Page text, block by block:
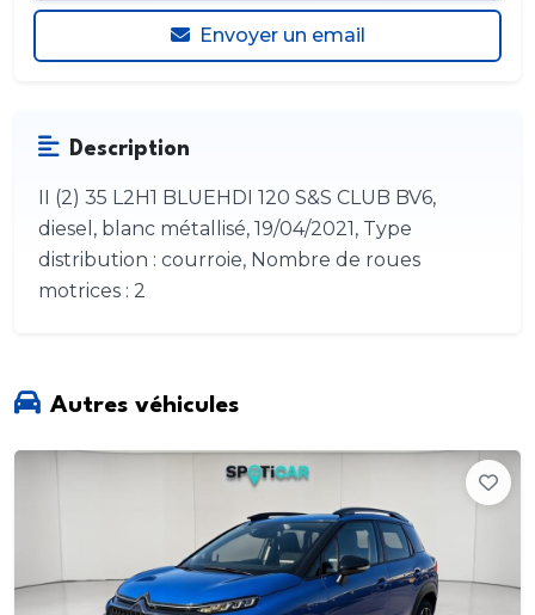
Envoyer un email
Description
II (2) 35 L2H1 BLUEHDI 120 S&S CLUB BV6,
diesel, blanc métallisé, 19/04/2021, Type
distribution : courroie, Nombre de roues
motrices : 2
Autres véhicules